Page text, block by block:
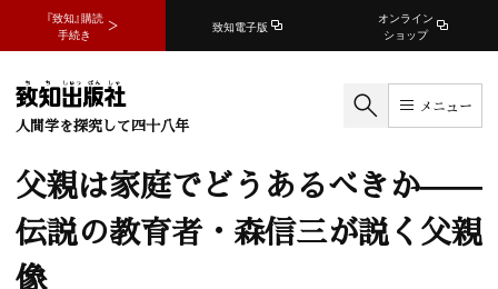
『致知』購読
手続き
致知電子版
オンライン
ショップ
人間学を探究して四十八年
メニュー
父親は家庭でどうあるべきか——
伝説の教育者・森信三が説く父親
像